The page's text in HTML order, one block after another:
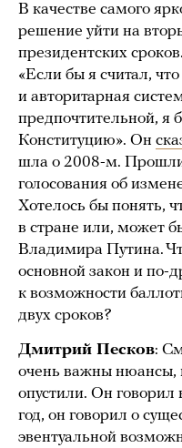
В качестве самого
решение уйти на
президентских
«Если бы я считал,
и авторитарная
предпочтительной, я
Конституцию». Он
шла о 2008-м. Прошли
голосования об
Хотелось бы понять,
в стране или, может
Владимира Путина.
основной закон и по-
к возможности
двух сроков?
Дмитрий Песков:
очень важны нюансы,
опустили. Он говорил
год, он говорил о
эвентуальной